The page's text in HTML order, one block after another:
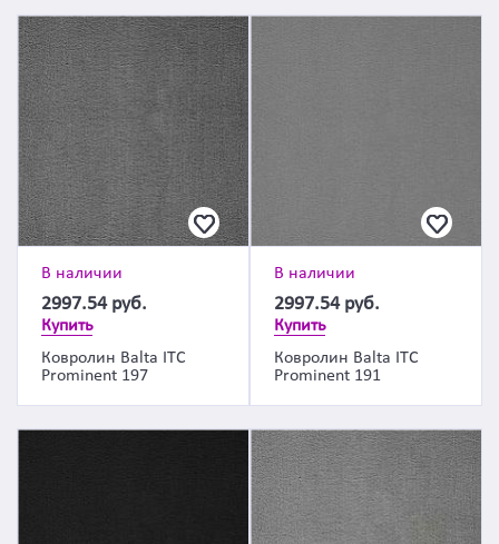
В наличии
2997.54 руб.
Купить
Ковролин Balta ITC
Prominent 197
В наличии
2997.54 руб.
Купить
Ковролин Balta ITC
Prominent 191